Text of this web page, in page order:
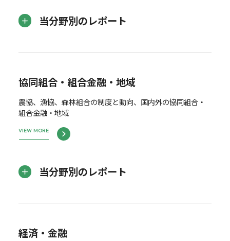
当分野別のレポート
協同組合・組合金融・地域
農協、漁協、森林組合の制度と動向、国内外の協同組合・
組合金融・地域
VIEW MORE
当分野別のレポート
経済・金融